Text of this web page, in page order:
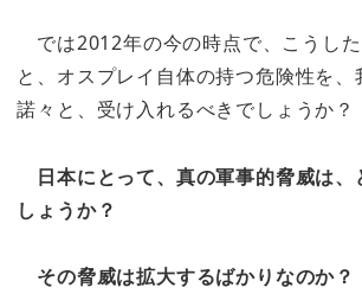
では2012年の今の時点で、こうし
と、オスプレイ自体の持つ危険性を、
諾々と、受け入れるべきでしょうか？
日本にとって、真の軍事的脅威は
しょうか？
その脅威は拡大するばかりなのか